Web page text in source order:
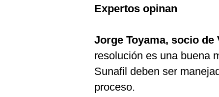
Expertos opinan
Jorge Toyama, socio de
resolución es una buena
Sunafil deben ser
proceso.